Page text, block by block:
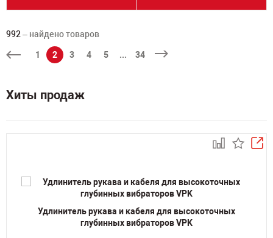
992 – найдено товаров
1 2 3 4 5 ... 34
Хиты продаж
Удлинитель рукава и кабеля для высокоточных
глубинных вибраторов VPK